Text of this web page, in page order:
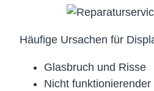
Häufige Ursachen für
Glasbruch und Risse
Nicht funktionierender